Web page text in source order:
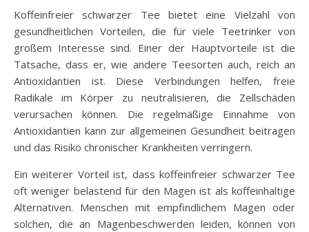
Koffeinfreier schwarzer Tee bietet eine Vielzahl von
gesundheitlichen Vorteilen, die für viele Teetrinker von
großem Interesse sind. Einer der Hauptvorteile ist die
Tatsache, dass er, wie andere Teesorten auch, reich an
Antioxidantien ist. Diese Verbindungen helfen, freie
Radikale im Körper zu neutralisieren, die Zellschäden
verursachen können. Die regelmäßige Einnahme von
Antioxidantien kann zur allgemeinen Gesundheit beitragen
und das Risiko chronischer Krankheiten verringern.
Ein weiterer Vorteil ist, dass koffeinfreier schwarzer Tee
oft weniger belastend für den Magen ist als koffeinhaltige
Alternativen. Menschen mit empfindlichem Magen oder
solchen, die an Magenbeschwerden leiden, können von